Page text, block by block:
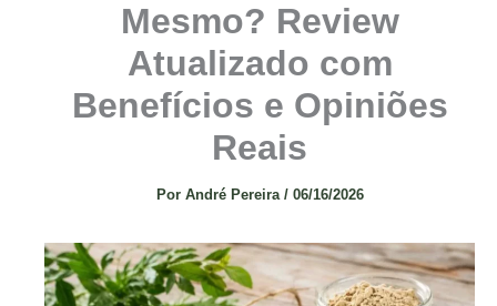
Mesmo? Review
Atualizado com
Benefícios e Opiniões
Reais
Por André Pereira / 06/16/2026